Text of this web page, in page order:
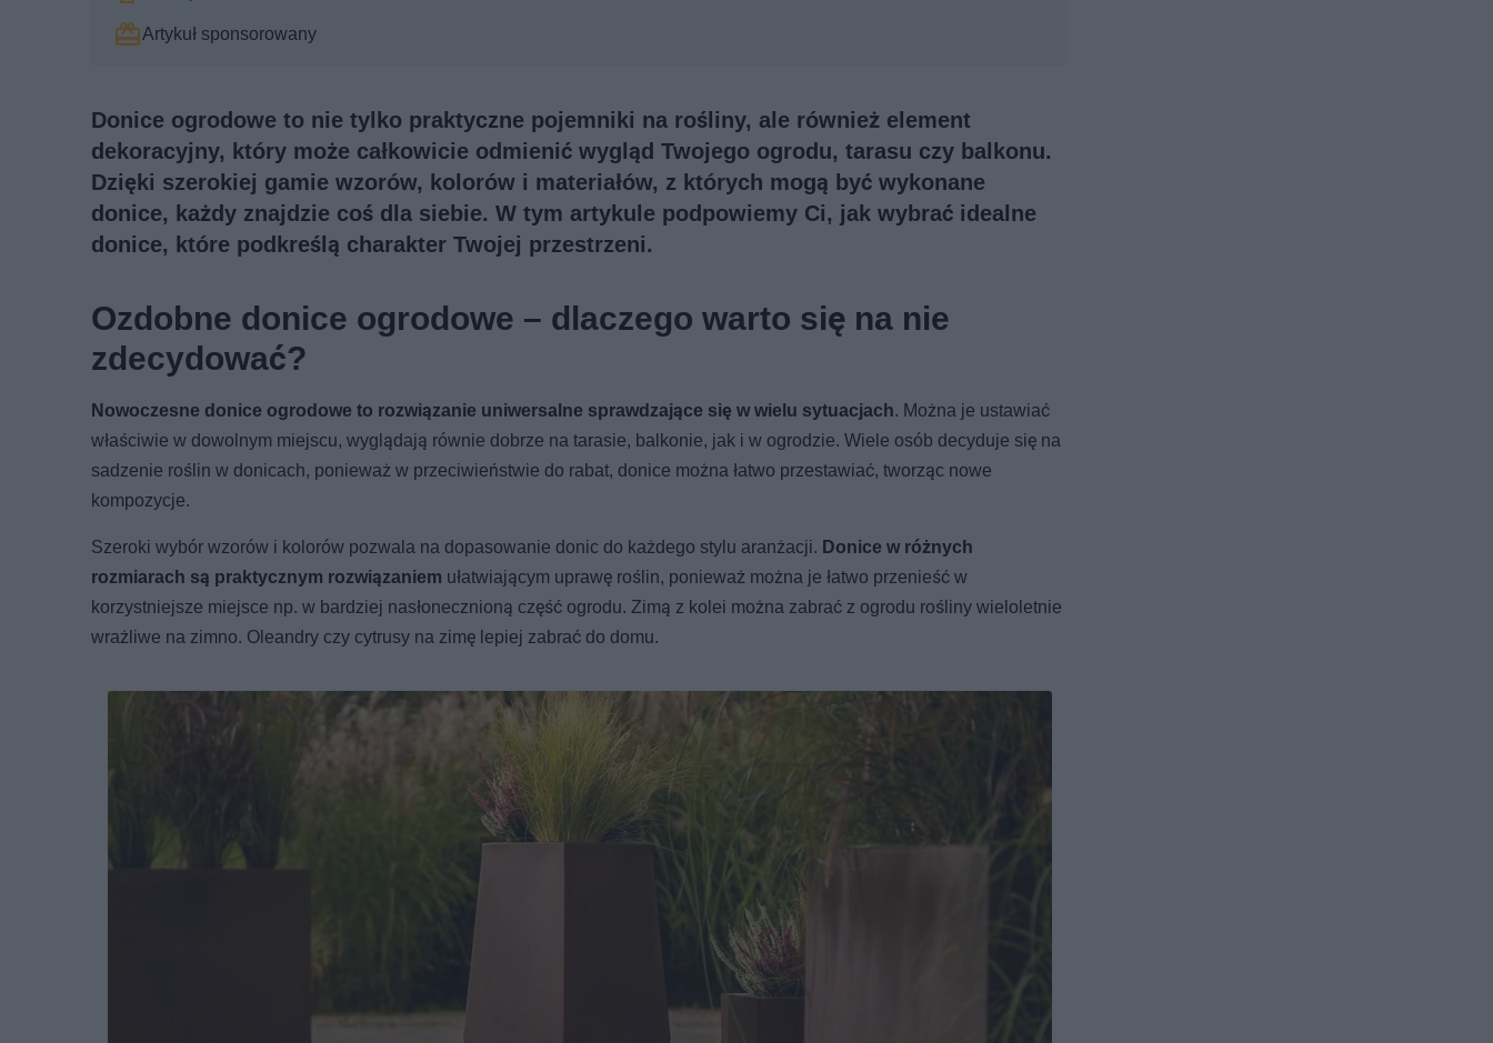
Artykuł sponsorowany
Donice ogrodowe to nie tylko praktyczne pojemniki na rośliny, ale również element
dekoracyjny, który może całkowicie odmienić wygląd Twojego ogrodu, tarasu czy balkonu.
Dzięki szerokiej gamie wzorów, kolorów i materiałów, z których mogą być wykonane
donice, każdy znajdzie coś dla siebie. W tym artykule podpowiemy Ci, jak wybrać idealne
donice, które podkreślą charakter Twojej przestrzeni.
Ozdobne donice ogrodowe – dlaczego warto się na nie
zdecydować?
Nowoczesne donice ogrodowe to rozwiązanie uniwersalne sprawdzające się w wielu sytuacjach. Można je ustawiać
właściwie w dowolnym miejscu, wyglądają równie dobrze na tarasie, balkonie, jak i w ogrodzie. Wiele osób decyduje się na
sadzenie roślin w donicach, ponieważ w przeciwieństwie do rabat, donice można łatwo przestawiać, tworząc nowe
kompozycje.
Szeroki wybór wzorów i kolorów pozwala na dopasowanie donic do każdego stylu aranżacji. Donice w różnych
rozmiarach są praktycznym rozwiązaniem ułatwiającym uprawę roślin, ponieważ można je łatwo przenieść w
korzystniejsze miejsce np. w bardziej nasłonecznioną część ogrodu. Zimą z kolei można zabrać z ogrodu rośliny wieloletnie
wrażliwe na zimno. Oleandry czy cytrusy na zimę lepiej zabrać do domu.